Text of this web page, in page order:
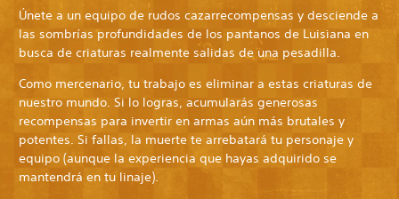
Únete a un equipo de rudos cazarrecompensas y desciende a
las sombrías profundidades de los pantanos de Luisiana en
busca de criaturas realmente salidas de una pesadilla.
Como mercenario, tu trabajo es eliminar a estas criaturas de
nuestro mundo. Si lo logras, acumularás generosas
recompensas para invertir en armas aún más brutales y
potentes. Si fallas, la muerte te arrebatará tu personaje y
equipo (aunque la experiencia que hayas adquirido se
mantendrá en tu linaje).